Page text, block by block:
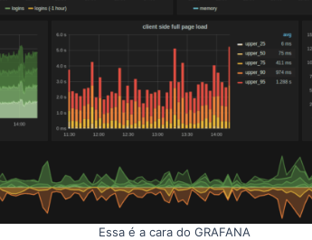
Essa é a cara do GRAFANA